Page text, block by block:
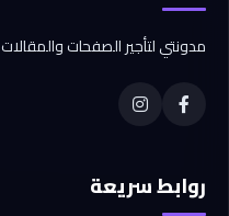
مدونتي لتأجير الصفحات والمقالات
روابط سريعة